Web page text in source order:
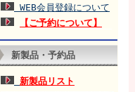
WEB会員登録について
【ご予約について】
新製品・予約品
新製品リスト